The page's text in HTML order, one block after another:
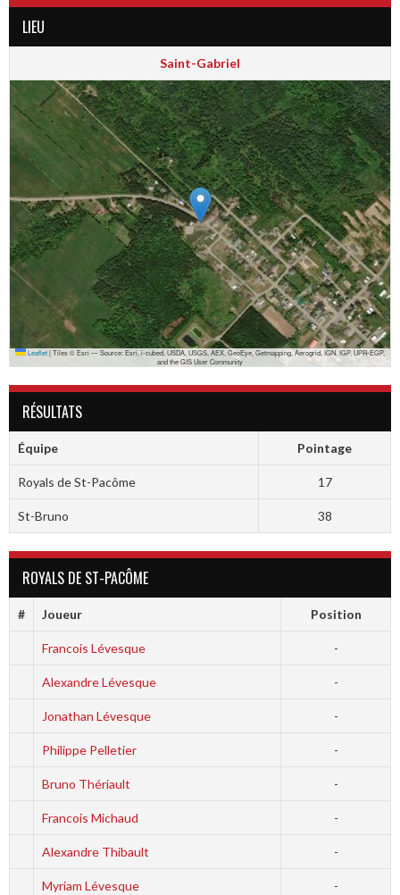
LIEU
Saint-Gabriel
Leaflet|Tiles © Esri — Source: Esri, i-cubed, USDA, USGS, AEX, GeoEye, Getmapping, Aerogrid, IGN, IGP, UPR-EGP,
and the GIS User Community
RÉSULTATS
Équipe Pointage
Royals de St-Pacôme 17
St-Bruno 38
ROYALS DE ST-PACÔME
# Joueur Position
Francois Lévesque -
Alexandre Lévesque -
Jonathan Lévesque -
Philippe Pelletier -
Bruno Thériault -
Francois Michaud -
Alexandre Thibault -
Myriam Lévesque -